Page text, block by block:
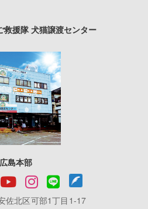
救援隊 犬猫譲渡センター
広島本部
佐北区可部1丁目1-17